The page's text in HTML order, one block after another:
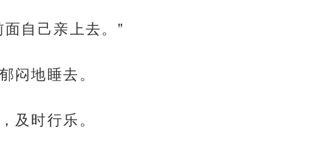
自己亲上去。”
闷地睡去。
及时行乐。